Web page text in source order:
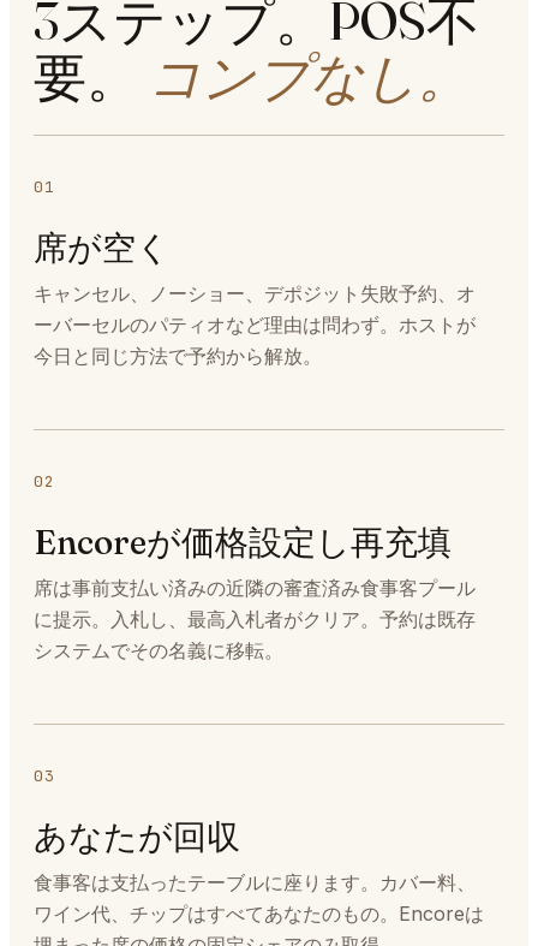
3ステップ。POS不
要。
コンプなし。
01
席が空く
キャンセル、ノーショー、デポジット失敗予約、オ
ーバーセルのパティオなど理由は問わず。ホストが
今日と同じ方法で予約から解放。
02
Encoreが価格設定し再充填
席は事前支払い済みの近隣の審査済み食事客プール
に提示。入札し、最高入札者がクリア。予約は既存
システムでその名義に移転。
03
あなたが回収
食事客は支払ったテーブルに座ります。カバー料、
ワイン代、チップはすべてあなたのもの。Encoreは